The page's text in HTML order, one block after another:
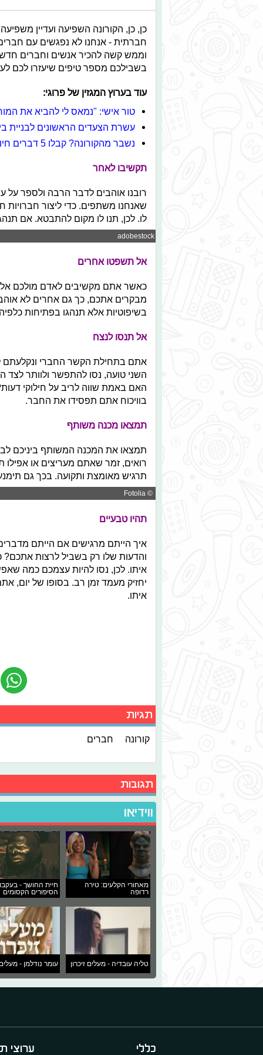
כן, כן, הקורונה השפיעה ועדיין
חברתית - אנחנו לא נפגשים עם
וממש קשה להכיר אנשים וחברים
בשבילכם מספר טיפים שיעזרו לכם
עוד בערוץ המגזין של פרוגי:
טור אישי: "נמאס לי להביא את
עשרת הצעדים הראשונים לבניית
נשבר מהקורונה? קבלו 5 דברים חיוביים שהביא הנגיף
תקשיבו לאחר
רובנו אוהבים לדבר הרבה ולספר על
שאנחנו משתפים. כדי ליצור
לו. לכן, תנו לו מקום להתבטא. אם
אל תשפטו אחרים
כאשר אתם מקשיבים לאדם מולכם
מבקרים אתכם, כך גם אחרים לא
בשיפוטיות אלא תנהגו בפתיחות
אל תנסו לנצח
אתם בתחילת הקשר החברי ונקלעתם
השני טועה, נסו להתפשר ולוותר לצד
האם באמת שווה לריב על חילוקי
בוויכוח אתם תפסידו את החבר.
תמצאו מכנה משותף
תמצאו את המכנה המשותף ביניכם
רואים, זמר שאתם מעריצים או אפילו
תרגיש מאומצת ותקועה. בכך גם
© Fotolia
תהיו טבעיים
איך הייתם מרגישים אם הייתם
והדעות שלו רק בשביל לרצות
איתו. לכן, נסו להיות עצמכם כמה
יחזיק מעמד זמן רב. בסופו של יום,
איתו.
תגיות
קורונה חברים
תגובות
ווידיאו
מאחורי הקלעים: טירה
רדופה
חיית החושך -
הסיפורים הקסומים
טליה עובדיה - מעלים זיכרון עומר נודלמן - מעלים
כללי ערוצי